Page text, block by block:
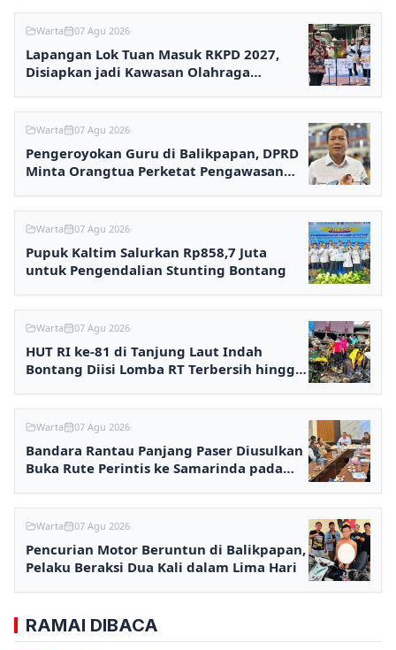
Warta 07 Agu 2026
Lapangan Lok Tuan Masuk RKPD 2027,
Disiapkan jadi Kawasan Olahraga
Warta 07 Agu 2026
Pengeroyokan Guru di Balikpapan, DPRD
Minta Orangtua Perketat Pengawasan
Warta 07 Agu 2026
Pupuk Kaltim Salurkan Rp858,7 Juta
untuk Pengendalian Stunting Bontang
Warta 07 Agu 2026
HUT RI ke-81 di Tanjung Laut Indah
Bontang Diisi Lomba RT Terbersih hingga
Warta 07 Agu 2026
Bandara Rantau Panjang Paser Diusulkan
Buka Rute Perintis ke Samarinda pada
Warta 07 Agu 2026
Pencurian Motor Beruntun di Balikpapan,
Pelaku Beraksi Dua Kali dalam Lima Hari
RAMAI DIBACA